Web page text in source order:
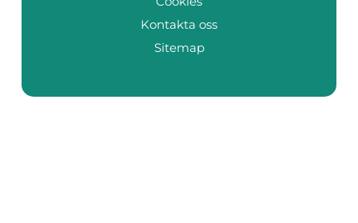
Kontakta oss
Sitemap